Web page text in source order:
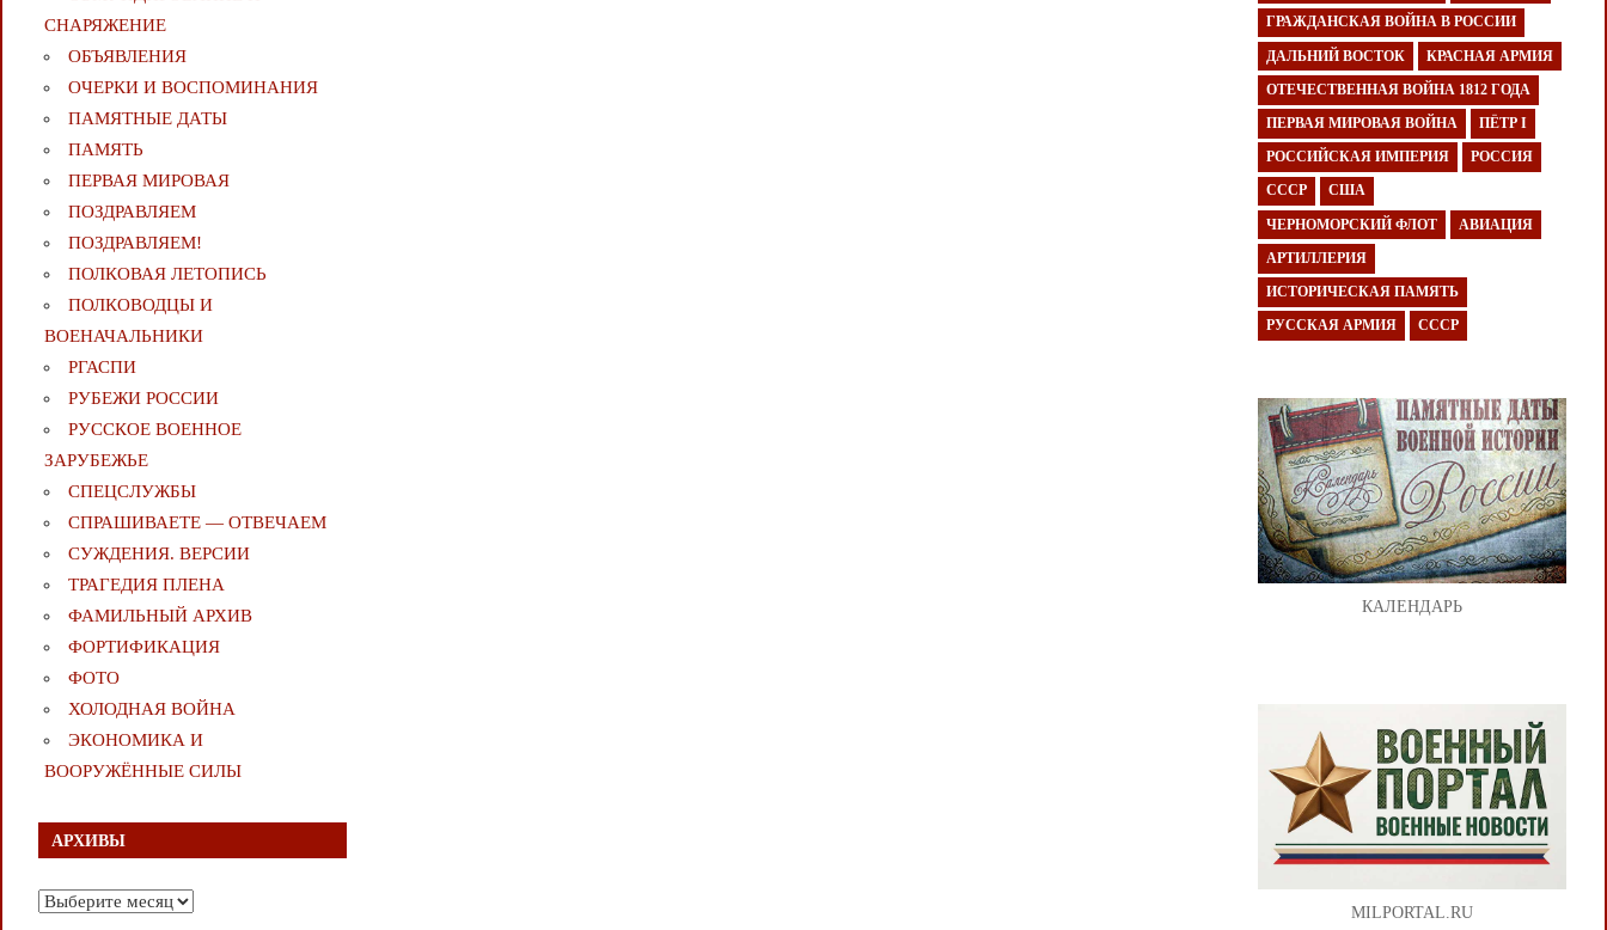
СНАРЯЖЕНИЕ
ОБЪЯВЛЕНИЯ
ОЧЕРКИ И ВОСПОМИНАНИЯ
ПАМЯТНЫЕ ДАТЫ
ПАМЯТЬ
ПЕРВАЯ МИРОВАЯ
ПОЗДРАВЛЯЕМ
ПОЗДРАВЛЯЕМ!
ПОЛКОВАЯ ЛЕТОПИСЬ
ПОЛКОВОДЦЫ И
ВОЕНАЧАЛЬНИКИ
РГАСПИ
РУБЕЖИ РОССИИ
РУССКОЕ ВОЕННОЕ
ЗАРУБЕЖЬЕ
СПЕЦСЛУЖБЫ
СПРАШИВАЕТЕ — ОТВЕЧАЕМ
СУЖДЕНИЯ. ВЕРСИИ
ТРАГЕДИЯ ПЛЕНА
ФАМИЛЬНЫЙ АРХИВ
ФОРТИФИКАЦИЯ
ФОТО
ХОЛОДНАЯ ВОЙНА
ЭКОНОМИКА И
ВООРУЖЁННЫЕ СИЛЫ
АРХИВЫ
Архивы
ГРАЖДАНСКАЯ ВОЙНА В РОССИИ
ДАЛЬНИЙ ВОСТОК КРАСНАЯ АРМИЯ
ОТЕЧЕСТВЕННАЯ ВОЙНА 1812 ГОДА
ПЕРВАЯ МИРОВАЯ ВОЙНА ПЁТР I
РОССИЙСКАЯ ИМПЕРИЯ РОССИЯ
СССР США
ЧЕРНОМОРСКИЙ ФЛОТ АВИАЦИЯ
АРТИЛЛЕРИЯ
ИСТОРИЧЕСКАЯ ПАМЯТЬ
РУССКАЯ АРМИЯ СССР
КАЛЕНДАРЬ
MILPORTAL.RU